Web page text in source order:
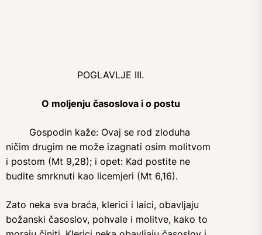
POGLAVLJE III.
O moljenju časoslova i o postu
Gospodin kaže: Ovaj se rod zloduha
ničim drugim ne može izagnati osim molitvom
i postom (Mt 9,28); i opet: Kad postite ne
budite smrknuti kao licemjeri (Mt 6,16).
Zato neka sva braća, klerici i laici, obavljaju
božanski časoslov, pohvale i molitve, kako to